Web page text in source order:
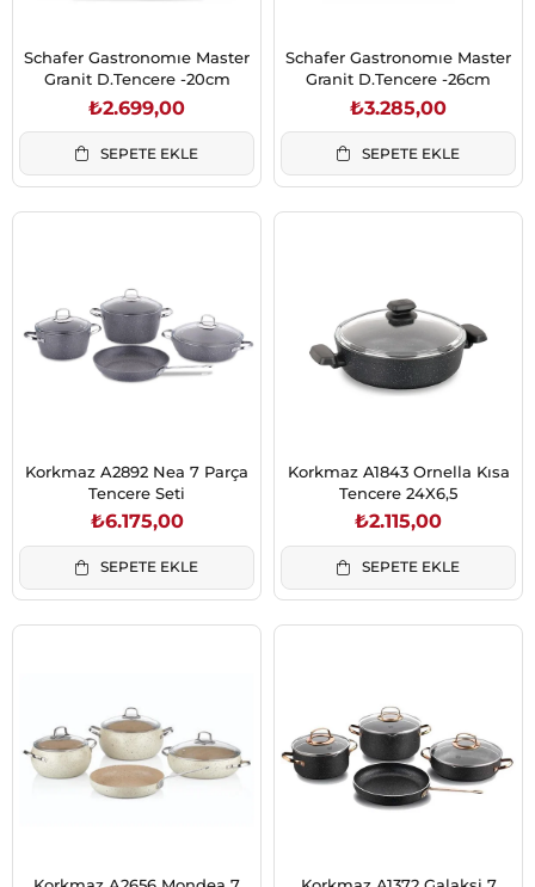
Schafer Gastronomıe Master
Granit D.Tencere -20cm
₺2.699,00
SEPETE EKLE
Schafer Gastronomıe Master
Granit D.Tencere -26cm
₺3.285,00
SEPETE EKLE
Korkmaz A2892 Nea 7 Parça
Tencere Seti
₺6.175,00
SEPETE EKLE
Korkmaz A1843 Ornella Kısa
Tencere 24X6,5
₺2.115,00
SEPETE EKLE